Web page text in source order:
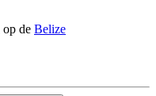
de Belize